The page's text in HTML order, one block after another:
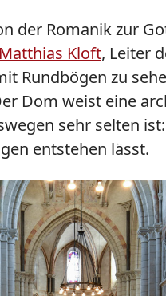
der Romanik zur
Matthias Kloft, Leiter
Rundbögen zu
Dom weist eine
sehr selten
entstehen lässt.